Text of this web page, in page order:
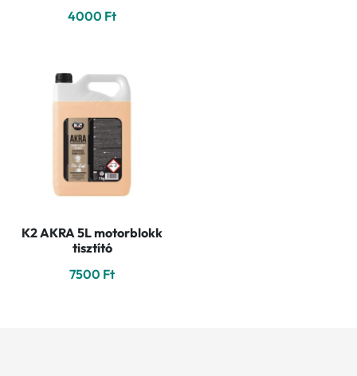
4000 Ft
K2 AKRA 5L motorblokk
tisztító
7500 Ft